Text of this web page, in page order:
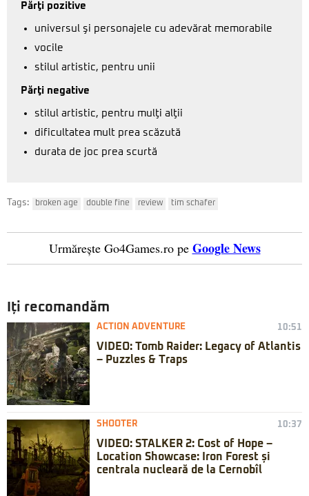
Părţi pozitive
universul şi personajele cu adevărat memorabile
vocile
stilul artistic, pentru unii
Părţi negative
stilul artistic, pentru mulţi alţii
dificultatea mult prea scăzută
durata de joc prea scurtă
Tags: broken age double fine review tim schafer
Urmărește Go4Games.ro pe Google News
Iți recomandăm
ACTION ADVENTURE 10:51
VIDEO: Tomb Raider: Legacy of Atlantis
– Puzzles & Traps
SHOOTER 10:37
VIDEO: STALKER 2: Cost of Hope –
Location Showcase: Iron Forest și
centrala nucleară de la Cernobîl